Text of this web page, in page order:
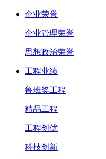
企业荣誉
企业管理荣誉
思想政治荣誉
工程业绩
鲁班奖工程
精品工程
工程创优
科技创新